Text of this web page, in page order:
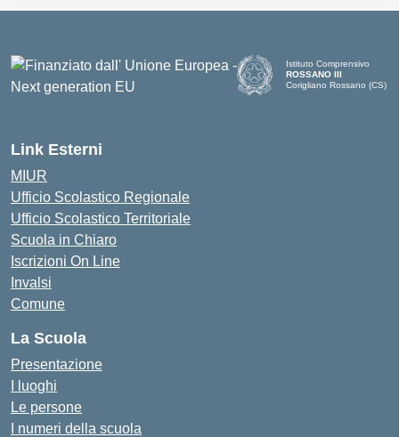
Istituto Comprensivo
ROSSANO III
Corigliano Rossano (CS)
Link Esterni
MIUR
Ufficio Scolastico Regionale
Ufficio Scolastico Territoriale
Scuola in Chiaro
Iscrizioni On Line
Invalsi
Comune
La Scuola
Presentazione
I luoghi
Le persone
I numeri della scuola